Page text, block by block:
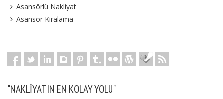
Asansörlü Nakliyat
Asansör Kiralama
"NAKLIYATIN EN KOLAY YOLU"